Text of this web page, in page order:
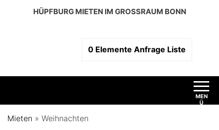
HÜPFBURG MIETEN IM GROSSRAUM BONN
0 Elemente Anfrage Liste
MEN
Ü
Mieten » Weihnachten